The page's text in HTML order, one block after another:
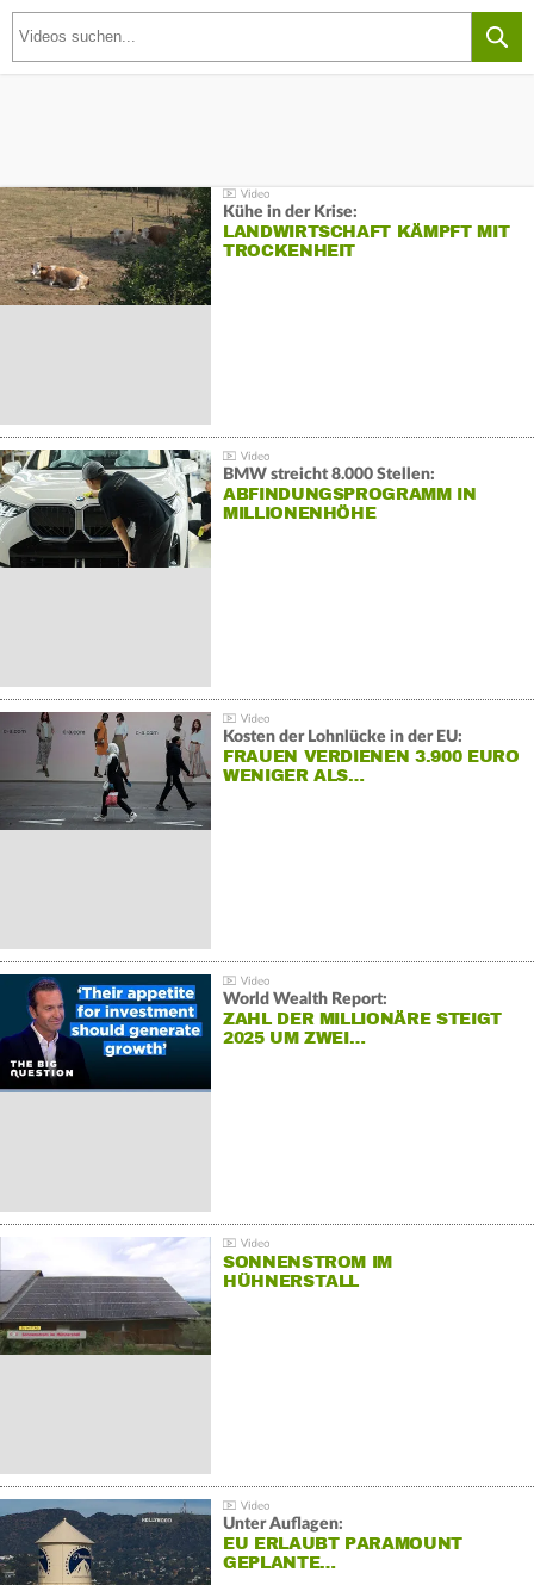
Kühe in der Krise:
LANDWIRTSCHAFT KÄMPFT MIT
TROCKENHEIT
BMW streicht 8.000 Stellen:
ABFINDUNGSPROGRAMM IN
MILLIONENHÖHE
Kosten der Lohnlücke in der EU:
FRAUEN VERDIENEN 3.900 EURO
WENIGER ALS…
World Wealth Report:
ZAHL DER MILLIONÄRE STEIGT
2025 UM ZWEI…
SONNENSTROM IM
HÜHNERSTALL
Unter Auflagen:
EU ERLAUBT PARAMOUNT
GEPLANTE…